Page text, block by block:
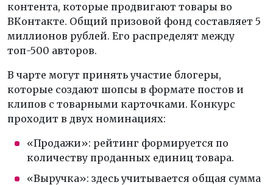
контента, которые продвигают товары во
ВКонтакте. Общий призовой фонд составляет 5
миллионов рублей. Его распределят между
топ-500 авторов.
В чарте могут принять участие блогеры,
которые создают шопсы в формате постов и
клипов с товарными карточками. Конкурс
проходит в двух номинациях:
«Продажи»: рейтинг формируется по
количеству проданных единиц товара.
«Выручка»: здесь учитывается общая сумма